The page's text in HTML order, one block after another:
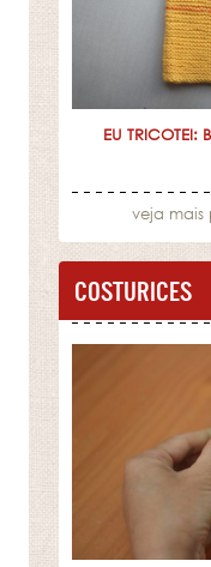
EU TRICOTEI:
veja mais
COSTURICES